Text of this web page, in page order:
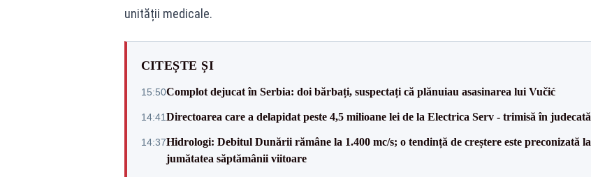
unității medicale.
CITEȘTE ȘI
15:50Complot dejucat în Serbia: doi bărbați, suspectați că plănuiau asasinarea lui Vučić
14:41Directoarea care a delapidat peste 4,5 milioane lei de la Electrica Serv - trimisă în judecată
14:37Hidrologi: Debitul Dunării rămâne la 1.400 mc/s; o tendință de creștere este preconizată la
jumătatea săptămânii viitoare